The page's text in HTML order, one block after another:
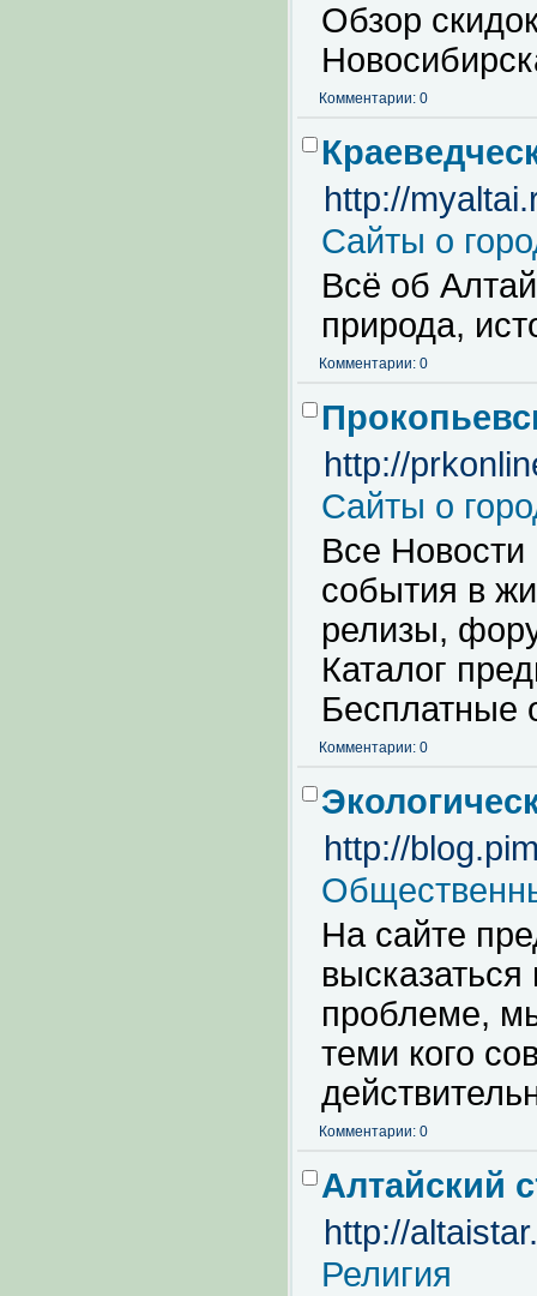
Обзор
Комментарии: 0
http://
Сайты о
Всё об
природа,
Комментарии: 0
http://
Сайты о
Все Новости
события в
релизы,
Каталог
Бесплатные
Комментарии: 0
http://
На сайте
проблеме,
теми кого
Комментарии: 0
Алтайский
http://
Религия